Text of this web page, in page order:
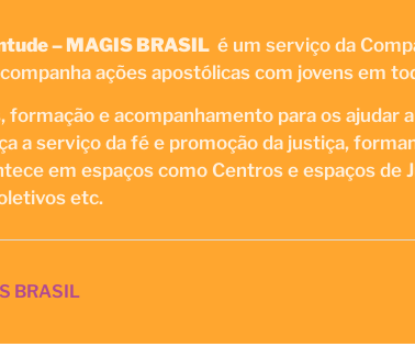
– MAGIS BRASIL é um serviço da
ações apostólicas com jovens em
formação e acompanhamento para os ajudar
a serviço da fé e promoção da justiça,
em espaços como Centros e espaços de
etc.
BRASIL